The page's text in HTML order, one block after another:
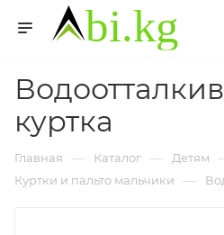
куртка
Главная — Каталог — Детям
Куртки и пальто мальчики —